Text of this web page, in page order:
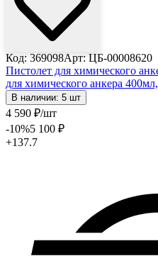
Код: 369098Арт: ЦБ-00008620
Пистолет для химического
для химического анкера
В наличии: 5 шт
4 590 ₽/шт
-10%5 100 ₽
+137.7